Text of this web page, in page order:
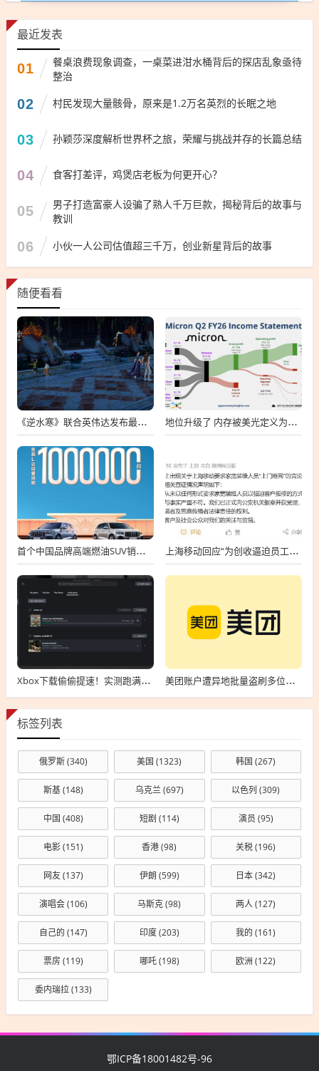
最近发表
01
餐桌浪费现象调查，一桌菜进泔水桶背后的探店乱象亟待
整治
02 村民发现大量骸骨，原来是1.2万名英烈的长眠之地
03 孙颖莎深度解析世界杯之旅，荣耀与挑战并存的长篇总结
04 食客打差评，鸡煲店老板为何更开心？
05
男子打造富豪人设骗了熟人千万巨款，揭秘背后的故事与
教训
06 小伙一人公司估值超三千万，创业新星背后的故事
随便看看
《逆水寒》联合英伟达发布最新全景光追效果 RTX 4060即可开启 地位升级了 内存被美光定义为战略物资：想买要签5年长期合同
首个中国品牌高端燃油SUV销冠！吉利星越L总销量破100万台 上海移动回应“为创收逼迫员工上门断网”：与事实严重不符
Xbox下载偷偷提速！实测跑满250Mbs 美团账户遭异地批量盗刷多位用户中招 回应：或遭遇电信诈骗 正配合警方调查
标签列表
俄罗斯(340) 美国 (1323) 韩国 (267)
斯基(148) 乌克兰(697) 以色列 (309)
中国 (408) 短剧 (114) 演员 (95)
电影(151) 香港(98) 关税(196)
网友(137) 伊朗 (599) 日本(342)
演唱会(106) 马斯克(98) 两人(127)
自己的 (147) 印度(203) 我的 (161)
票房 (119) 哪吒(198) 欧洲 (122)
委内瑞拉(133)
鄂ICP备18001482号-96